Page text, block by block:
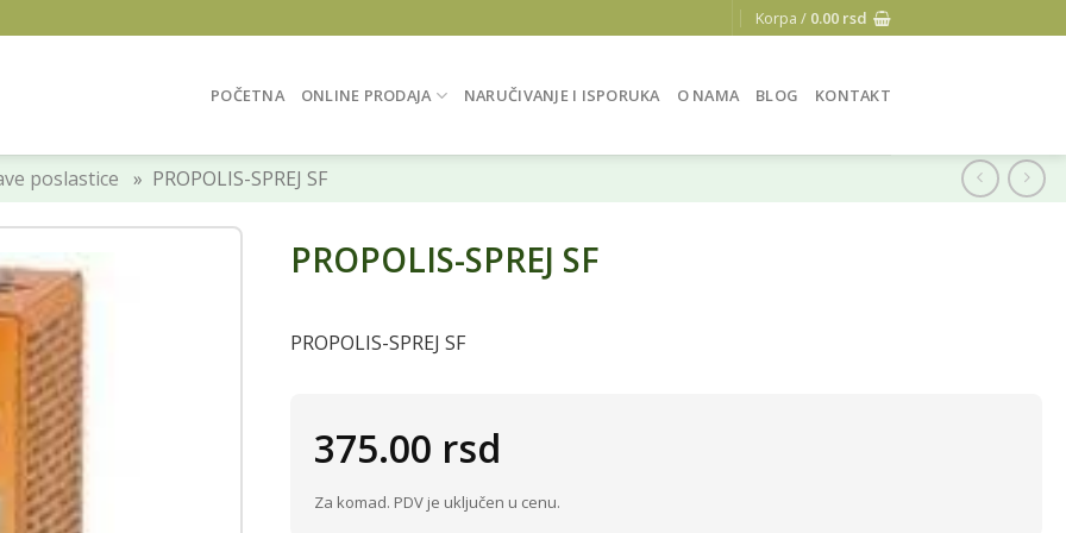
Korpa / 0.00 rsd
POČETNA ONLINE PRODAJA NARUČIVANJE I ISPORUKA O NAMA BLOG KONTAKT
poslastice » PROPOLIS-SPREJ SF
PROPOLIS-SPREJ SF
PROPOLIS-SPREJ SF
375.00 rsd
Za komad. PDV je uključen u cenu.